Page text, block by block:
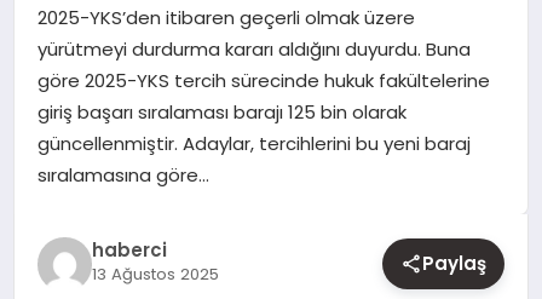
2025-YKS’den itibaren geçerli olmak üzere
yürütmeyi durdurma kararı aldığını duyurdu. Buna
göre 2025-YKS tercih sürecinde hukuk fakültelerine
giriş başarı sıralaması barajı 125 bin olarak
güncellenmiştir. Adaylar, tercihlerini bu yeni baraj
sıralamasına göre…
haberci
13 Ağustos 2025 Paylaş